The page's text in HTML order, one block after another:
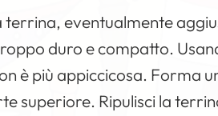
terrina, eventualmente
duro e compatto.
è più appiccicosa. Forma
superiore. Ripulisci la